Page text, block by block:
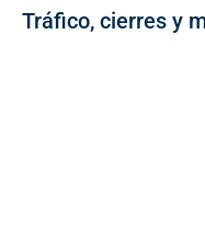
Tráfico, cierres y